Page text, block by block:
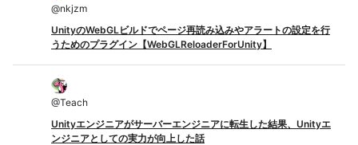
@nkjzm
UnityのWebGLビルドでページ再読み込みやアラートの設定を行
うためのプラグイン【WebGLReloaderForUnity】
@Teach
Unityエンジニアがサーバーエンジニアに転生した結果、Unityエ
ンジニアとしての実力が向上した話